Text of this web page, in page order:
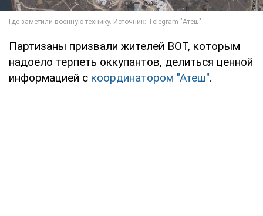
Партизаны призвали жителей ВОТ, которым
надоело терпеть оккупантов, делиться ценной
информацией с координатором "Атеш".